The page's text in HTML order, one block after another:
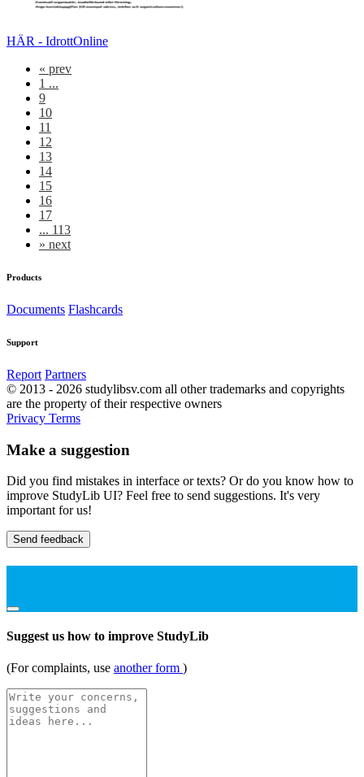
HÄR - IdrottOnline
« prev
1 ...
9
10
11
12
13
14
15
16
17
... 113
» next
Products
Documents Flashcards
Support
Report Partners
© 2013 - 2026 studylibsv.com all other trademarks and copyrights
are the property of their respective owners
Privacy Terms
Make a suggestion
Did you find mistakes in interface or texts? Or do you know how to
improve StudyLib UI? Feel free to send suggestions. It's very
important for us!
Send feedback
Suggest us how to improve StudyLib
(For complaints, use another form )